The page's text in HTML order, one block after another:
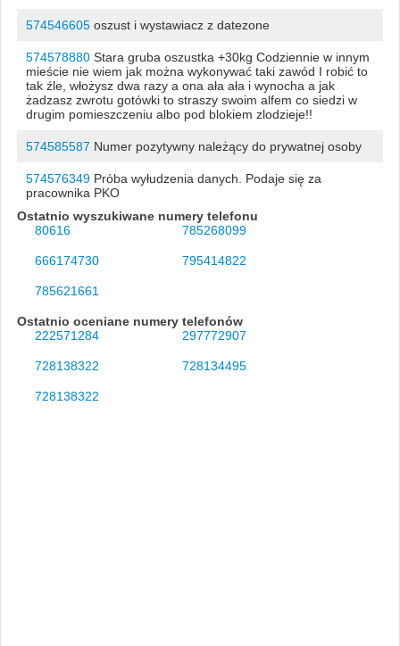
574546605oszust i wystawiacz z datezone
574578880Stara gruba oszustka +30kg Codziennie w innym
mieście nie wiem jak można wykonywać taki zawód I robić to
tak źle, włożysz dwa razy a ona ała ała i wynocha a jak
żadzasz zwrotu gotówki to straszy swoim alfem co siedzi w
drugim pomieszczeniu albo pod blokiem zlodzieje!!
574585587 Numer pozytywny należący do prywatnej osoby
574576349Próba wyłudzenia danych. Podaje się za
pracownika PKO
Ostatnio wyszukiwane numery telefonu
80616
785268099
666174730 795414822
785621661
Ostatnio oceniane numery telefonów
222571284
297772907
728138322 728134495
728138322